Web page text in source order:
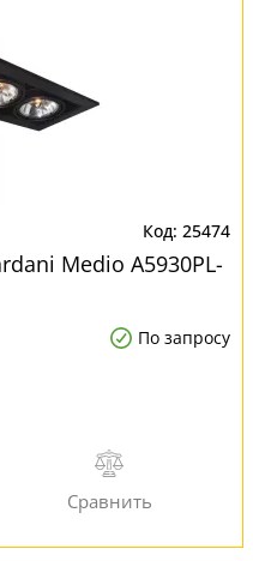
25474
Medio A5930PL-
По запросу